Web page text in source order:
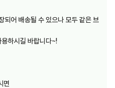
어 배송될 수 있으나 모두 같은 브
하시길 바랍니다~!
면